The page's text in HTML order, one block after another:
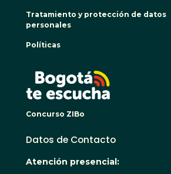
Tratamiento y protección de datos
personales
Políticas
Concurso ZIBo
Datos de Contacto
Atención presencial: